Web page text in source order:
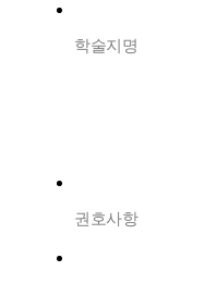
학술지명
권호사항